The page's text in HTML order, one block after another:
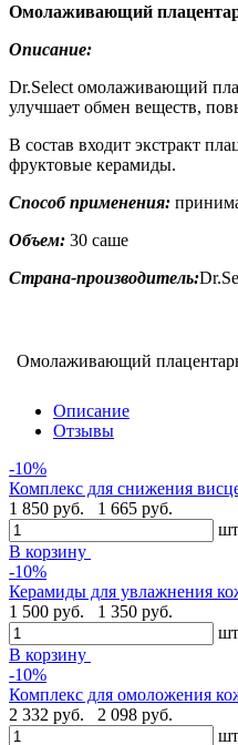
Омолаживающий
Описание:
Dr.Select омолаживающий
улучшает обмен веществ,
В состав входит экстракт
фруктовые керамиды.
Способ применения:
Объем: 30 саше
Страна-производитель:
Омолаживающий
Описание
Отзывы
-10%
Комплекс для снижения
1 850 руб.
1 665 руб.
шт
В корзину
-10%
Керамиды для увлажнения
1 500 руб.
1 350 руб.
шт
В корзину
-10%
Комплекс для омоложения
2 332 руб.
2 098 руб.
шт